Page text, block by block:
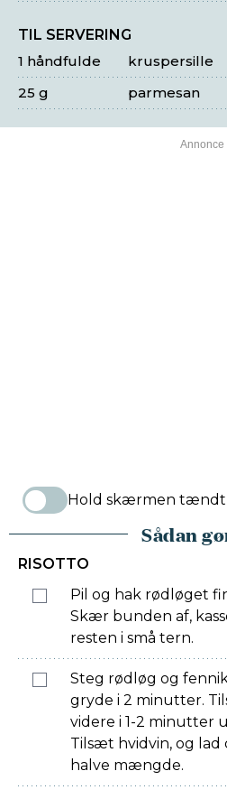
TIL SERVERING
kruspersille
1 håndfulde
parmesan
25 g
Hold skærmen tændt
Sådan
RISOTTO
Pil og hak rødløget
Skær bunden af,
resten i små tern.
Steg rødløg og
gryde i 2 minutter.
videre i 1-2 minutter
Tilsæt hvidvin, og
halve mængde.